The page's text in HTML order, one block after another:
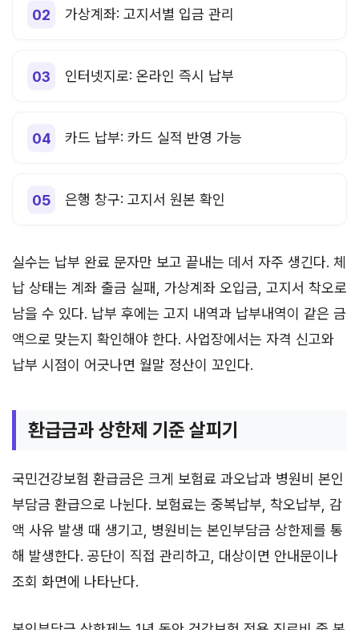
가상계좌: 고지서별 입금 관리
인터넷지로: 온라인 즉시 납부
카드 납부: 카드 실적 반영 가능
은행 창구: 고지서 원본 확인
실수는 납부 완료 문자만 보고 끝내는 데서 자주 생긴다. 체
납 상태는 계좌 출금 실패, 가상계좌 오입금, 고지서 착오로
남을 수 있다. 납부 후에는 고지 내역과 납부내역이 같은 금
액으로 맞는지 확인해야 한다. 사업장에서는 자격 신고와
납부 시점이 어긋나면 월말 정산이 꼬인다.
환급금과 상한제 기준 살피기
국민건강보험 환급금은 크게 보험료 과오납과 병원비 본인
부담금 환급으로 나뉜다. 보험료는 중복납부, 착오납부, 감
액 사유 발생 때 생기고, 병원비는 본인부담금 상한제를 통
해 발생한다. 공단이 직접 관리하고, 대상이면 안내문이나
조회 화면에 나타난다.